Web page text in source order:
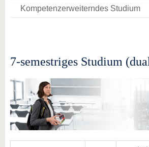
Kompetenzerweiterndes Studium
7-semestriges Studium